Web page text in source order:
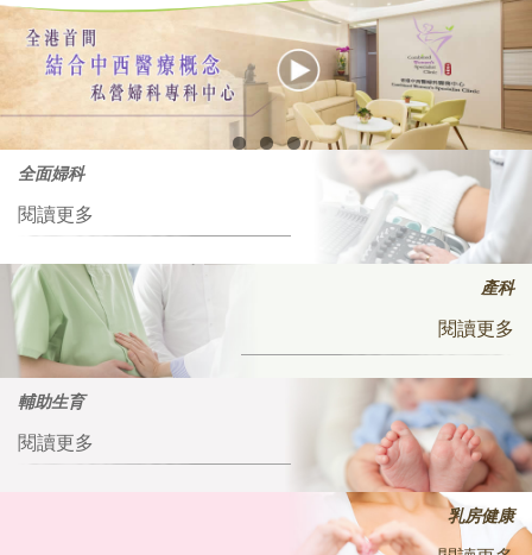
全面婦科
閱讀更多
產科
閱讀更多
輔助生育
閱讀更多
乳房健康